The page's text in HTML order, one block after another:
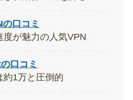
口コミ
度が魅力の人気VPN
口コミ
約1万と圧倒的